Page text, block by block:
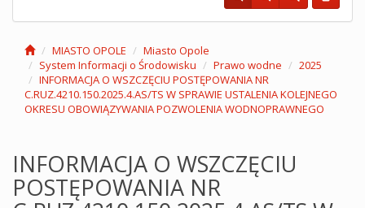
MIASTO OPOLE
Miasto Opole
System Informacji o Środowisku
Prawo wodne
2025
INFORMACJA O WSZCZĘCIU POSTĘPOWANIA NR
C.RUZ.4210.150.2025.4.AS/TS W SPRAWIE USTALENIA KOLEJNEGO
OKRESU OBOWIĄZYWANIA POZWOLENIA WODNOPRAWNEGO
INFORMACJA O WSZCZĘCIU
POSTĘPOWANIA NR